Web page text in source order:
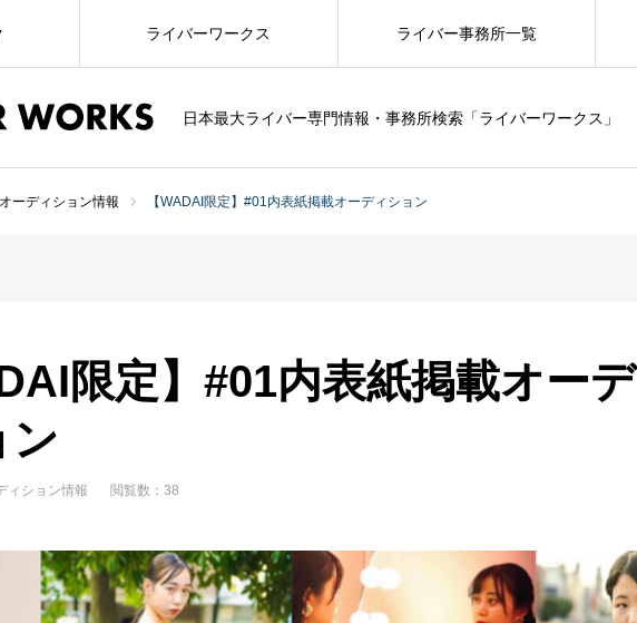
日本最大ライバー専門情報・事務所検索「ライバーワークス」
ライバーワークス ライバー事務所一覧
オーディション情報 【WADAI限定】#01内表紙掲載オーディション
限定】#01内表紙掲載オーデ
ン
ィション情報 閲覧数：38